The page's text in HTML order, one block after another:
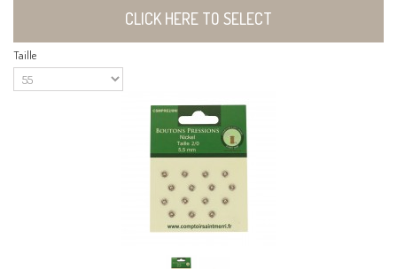
CLICK HERE TO SELECT
Taille